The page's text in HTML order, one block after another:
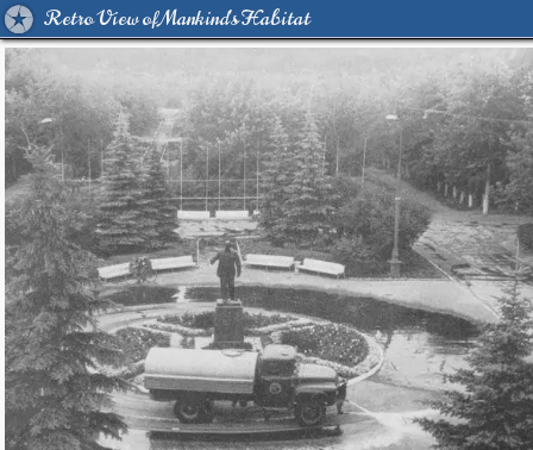
Retro View of Mankind's Habitat